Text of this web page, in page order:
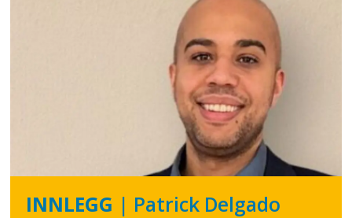
INNLEGG | Patrick Delgado